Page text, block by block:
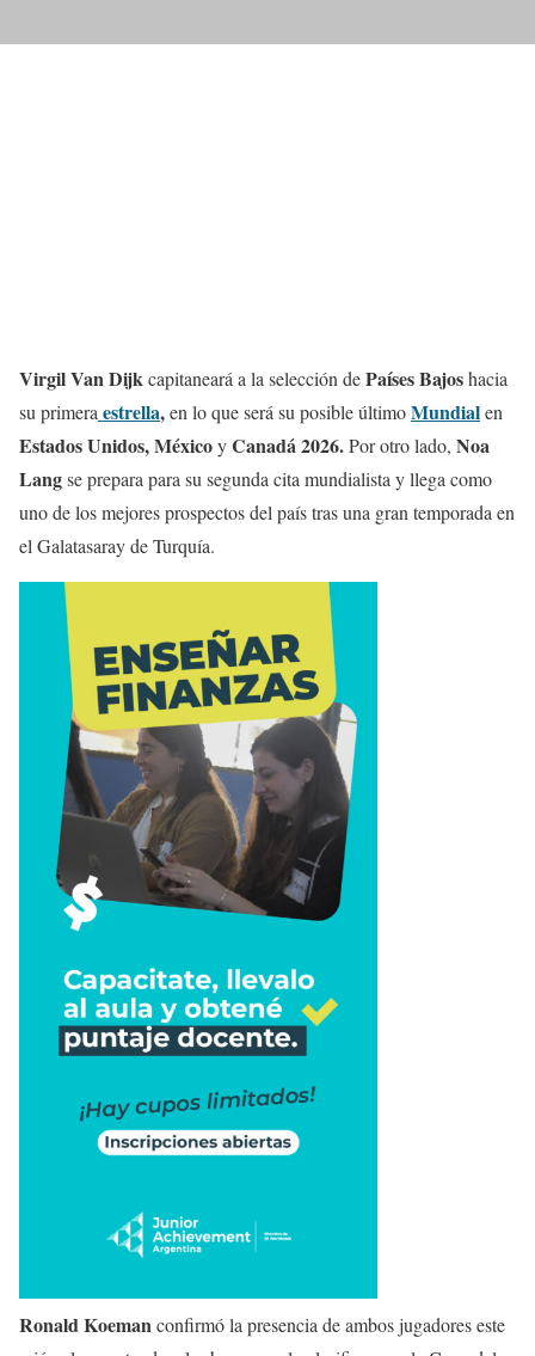
Virgil Van Dijkcapitaneará a la selección dePaíses Bajoshacia
su primera estrella,en lo que será su posible últimoMundialen
Estados Unidos, MéxicoyCanadá 2026.Por otro lado, Noa
Langse prepara para su segunda cita mundialista y llega como
uno de los mejores prospectos del país tras una gran temporada en
el Galatasaray de Turquía.
Ronald Koemanconfirmó la presencia de ambos jugadores este